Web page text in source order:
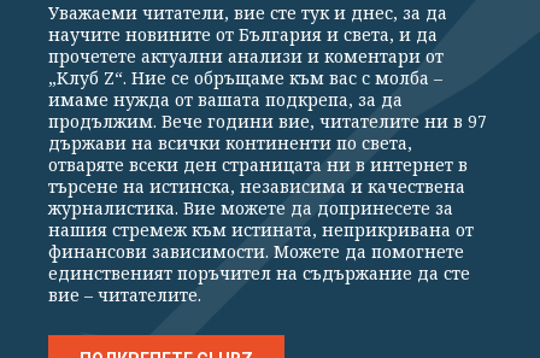
Общи условия
Политика за поверителност
Реклама
Партньори Контакти
За Клуб Z
Екип
Подкрепете ни
Издател на www.clubz.bg е „Клуб Зебра Медия“ ЕООД, София, ул. "Алеко
Константинов" 3. Всички права запазени 2026 „Клуб Зебра Медия“
Препечатването на материали, снимки и видео от www.clubz.bg без
разрешение ще бъде преследвано по съдебен път, съгласно
Уважаеми читатели, вие сте тук и днес, за да
научите новините от България и света, и да
прочетете актуални анализи и коментари от
„Клуб Z“. Ние се обръщаме към вас с молба –
имаме нужда от вашата подкрепа, за да
продължим. Вече години вие, читателите ни в 97
държави на всички континенти по света,
отваряте всеки ден страницата ни в интернет в
търсене на истинска, независима и качествена
журналистика. Вие можете да допринесете за
нашия стремеж към истината, неприкривана от
финансови зависимости. Можете да помогнете
единственият поръчител на съдържание да сте
вие – читателите.